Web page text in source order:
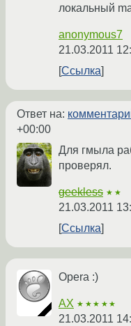
локальный
anonymous7
21.03.2011
Ссылка
Ответ на:
+00:00
Для гмыла
проверял.
geekless ★★
21.03.2011
Ссылка
Opera :)
AX ★★★★★
21.03.2011